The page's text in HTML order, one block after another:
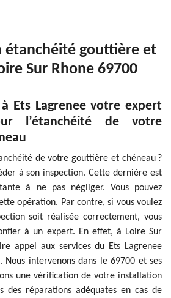
étanchéité gouttière et
Sur Rhone 69700
Ets Lagrenee votre expert
l’étanchéité de votre
de votre gouttière et chéneau ?
à son inspection. Cette dernière est
à ne pas négliger. Vous pouvez
opération. Par contre, si vous voulez
soit réalisée correctement, vous
à un expert. En effet, à Loire Sur
appel aux services du Ets Lagrenee
intervenons dans le 69700 et ses
une vérification de votre installation
des réparations adéquates en cas de